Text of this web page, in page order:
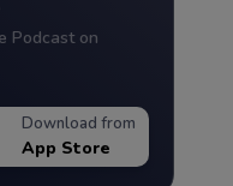
Podcast on
Download from
App Store